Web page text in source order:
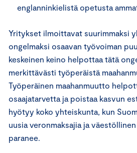
englanninkielistä opetusta
Yritykset ilmoittavat suurimmaksi
ongelmaksi osaavan työvoiman
keskeinen keino helpottaa tätä
merkittävästi työperäistä
Työperäinen maahanmuutto
osaajatarvetta ja poistaa kasvun
hyötyy koko yhteiskunta, kun
uusia veronmaksajia ja
paranee.